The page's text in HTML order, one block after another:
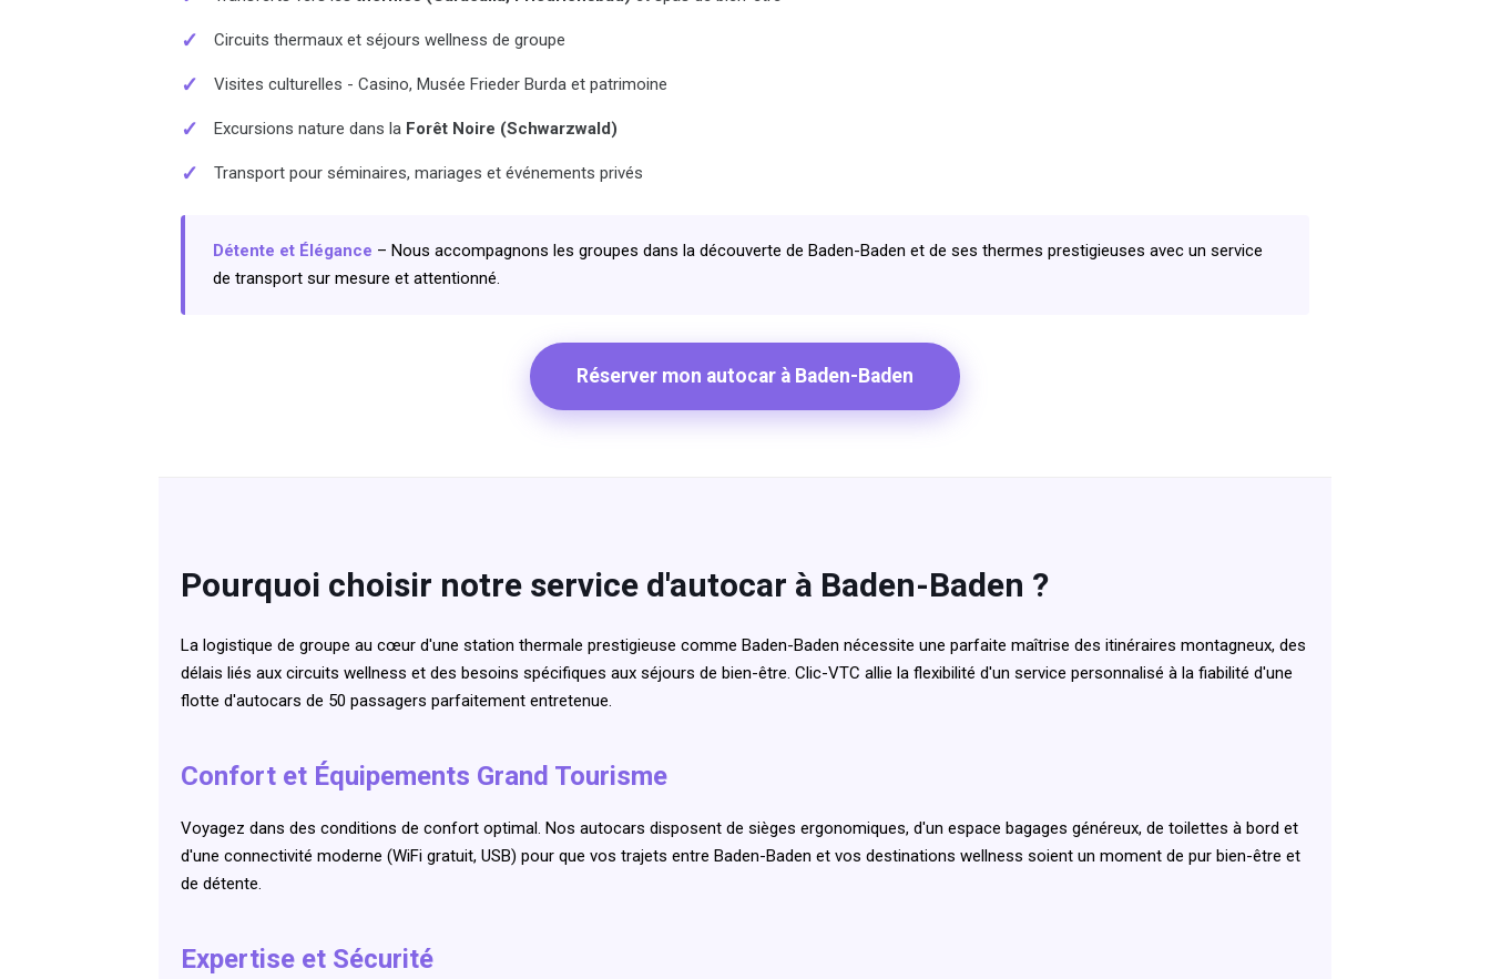
✓ Circuits thermaux et séjours wellness de groupe
✓ Visites culturelles - Casino, Musée Frieder Burda et patrimoine
✓ Excursions nature dans la Forêt Noire (Schwarzwald)
✓ Transport pour séminaires, mariages et événements privés
Détente et Élégance – Nous accompagnons les groupes dans la découverte de Baden-Baden et de ses thermes prestigieuses avec un service
de transport sur mesure et attentionné.
Réserver mon autocar à Baden-Baden
Pourquoi choisir notre service d'autocar à Baden-Baden ?
La logistique de groupe au cœur d'une station thermale prestigieuse comme Baden-Baden nécessite une parfaite maîtrise des itinéraires montagneux, des
délais liés aux circuits wellness et des besoins spécifiques aux séjours de bien-être. Clic-VTC allie la flexibilité d'un service personnalisé à la fiabilité d'une
flotte d'autocars de 50 passagers parfaitement entretenue.
Confort et Équipements Grand Tourisme
Voyagez dans des conditions de confort optimal. Nos autocars disposent de sièges ergonomiques, d'un espace bagages généreux, de toilettes à bord et
d'une connectivité moderne (WiFi gratuit, USB) pour que vos trajets entre Baden-Baden et vos destinations wellness soient un moment de pur bien-être et
de détente.
Expertise et Sécurité